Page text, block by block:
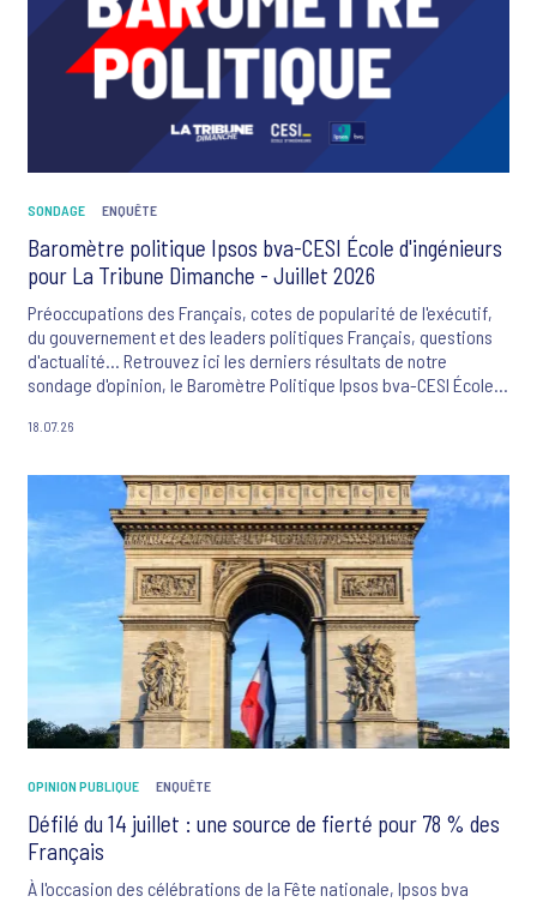
SONDAGE ENQUÊTE
Baromètre politique Ipsos bva-CESI École d'ingénieurs
pour La Tribune Dimanche - Juillet 2026
Préoccupations des Français, cotes de popularité de l'exécutif,
du gouvernement et des leaders politiques Français, questions
d'actualité... Retrouvez ici les derniers résultats de notre
sondage d'opinion, le Baromètre Politique Ipsos bva-CESI École
18.07.26
OPINION PUBLIQUE ENQUÊTE
Défilé du 14 juillet : une source de fierté pour 78 % des
Français
À l'occasion des célébrations de la Fête nationale, Ipsos bva